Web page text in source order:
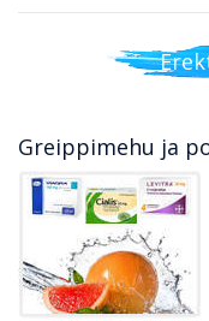
Greippimehu ja